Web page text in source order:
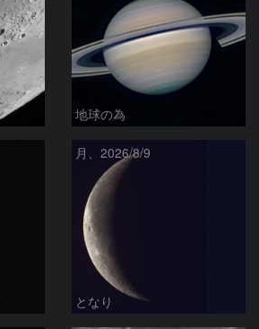
地球の為
月、2026/8/9
となり